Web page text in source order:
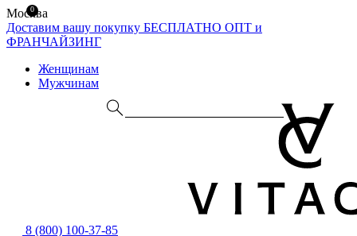
Москва
Доставим вашу покупку БЕСПЛАТНО ОПТ и
ФРАНЧАЙЗИНГ
Женщинам
Мужчинам
8 (800) 100-37-85
0